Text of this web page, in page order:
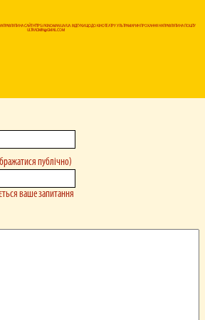
НА САЙТ HTTPS://KINOMAN.UA/UA. ВІДГУКИ ЩОДО КІНОТЕАТРУ УЛЬТРАМАРИН ПРОХАННЯ НАПРАВЛЯТИ НА ПОШТУ
ULTRADMIN@GMAIL.COM
публічно)
ваше запитання